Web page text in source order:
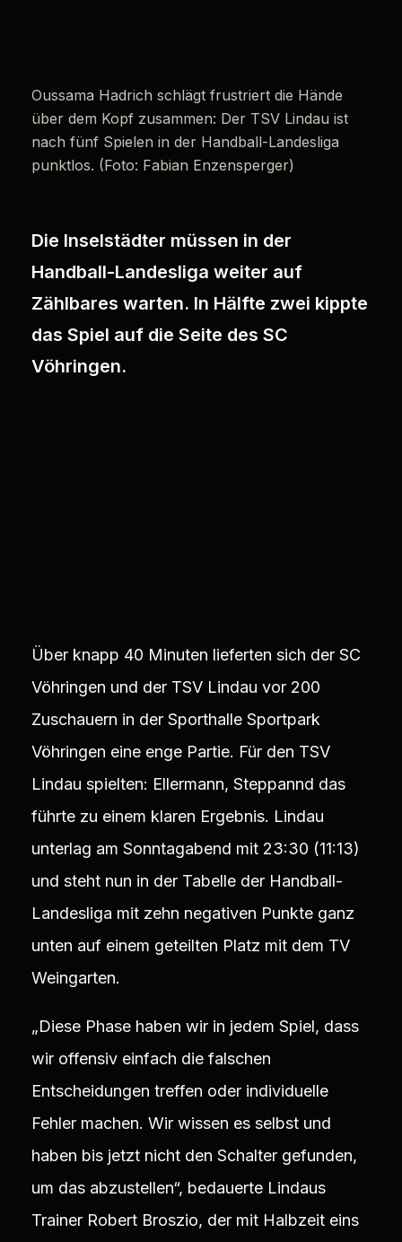
Oussama Hadrich schlägt frustriert die Hände
über dem Kopf zusammen: Der TSV Lindau ist
nach fünf Spielen in der Handball-Landesliga
punktlos. (Foto: Fabian Enzensperger)
Die Inselstädter müssen in der
Handball-Landesliga weiter auf
Zählbares warten. In Hälfte zwei kippte
das Spiel auf die Seite des SC
Vöhringen.
Über knapp 40 Minuten lieferten sich der SC
Vöhringen und der TSV Lindau vor 200
Zuschauern in der Sporthalle Sportpark
Vöhringen eine enge Partie. Für den TSV
Lindau spielten: Ellermann, Steppannd das
führte zu einem klaren Ergebnis. Lindau
unterlag am Sonntagabend mit 23:30 (11:13)
und steht nun in der Tabelle der Handball-
Landesliga mit zehn negativen Punkte ganz
unten auf einem geteilten Platz mit dem TV
Weingarten.
„Diese Phase haben wir in jedem Spiel, dass
wir offensiv einfach die falschen
Entscheidungen treffen oder individuelle
Fehler machen. Wir wissen es selbst und
haben bis jetzt nicht den Schalter gefunden,
um das abzustellen“, bedauerte Lindaus
Trainer Robert Broszio, der mit Halbzeit eins